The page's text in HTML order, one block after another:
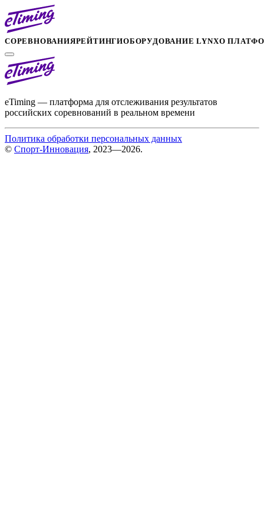
СОРЕВНОВАНИЯРЕЙТИНГИОБОРУДОВАНИЕ LYNXО
eTiming — платформа для отслеживания результатов
российских соревнований в реальном времени
Политика обработки персональных данных
© Спорт-Инновация, 2023—2026.